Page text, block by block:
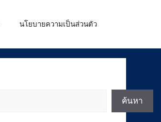
นโยบายความเป็นส่วนตัว
ค้นหา